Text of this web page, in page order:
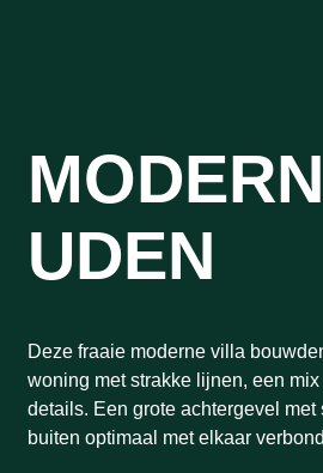
UDEN
Deze fraaie moderne villa
woning met strakke lijnen, een
details. Een grote achtergevel
buiten optimaal met elkaar